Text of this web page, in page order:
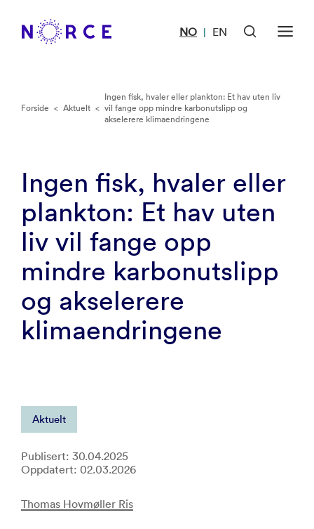
NO | EN
Forside < Aktuelt <
Ingen fisk, hvaler eller plankton: Et hav uten liv
vil fange opp mindre karbonutslipp og
akselerere klimaendringene
Ingen fisk, hvaler eller
plankton: Et hav uten
liv vil fange opp
mindre karbonutslipp
og akselerere
klimaendringene
Aktuelt
Publisert: 30.04.2025
Oppdatert: 02.03.2026
Thomas Hovmøller Ris